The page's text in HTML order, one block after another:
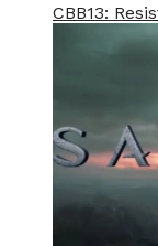
CBB13: